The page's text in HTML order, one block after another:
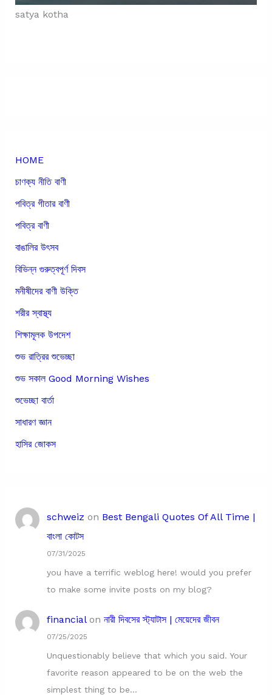
satya kotha
HOME
চাণক্য নীতি বাণী
পবিত্র গীতার বাণী
পবিত্র বাণী
বাঙালির উৎসব
বিভিন্ন গুরুত্বপূর্ণ দিবস
মনীষীদের বাণী উক্তি
শরীর স্বাস্থ্য
শিক্ষামূলক উপদেশ
শুভ রাত্রির শুভেচ্ছা
শুভ সকাল Good Morning Wishes
শুভেচ্ছা বার্তা
সাধারণ জ্ঞান
হাসির জোকস
schweiz on Best Bengali Quotes Of All Time |
বাংলা কোটস
07/31/2025
you have a terrific weblog here! would you prefer
to make some invite posts on my blog?
financialon নারী দিবসের স্ট্যাটাস | মেয়েদের জীবন
07/25/2025
Unquestionably believe that which you said. Your
favorite reason appeared to be on the web the
simplest thing to be…